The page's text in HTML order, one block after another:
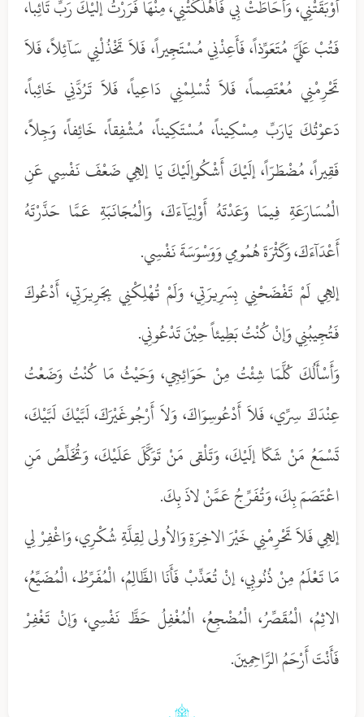
أَوْبَقَتْنِي، وَأَحَاطَتْ بِي فَأَهْلَكَتْنِي، مِنْهَا فَرَرْتُ إلَيْكَ رَبِّ تَائِباً،
فَتُبْ عَلَيَّ مُتَعَوِّذاً، فَأَعِذْنِي مُسْتَجِيراً، فَلاَ تَخْذُلْنِي سَآئِلاً، فَلاَ
تَحْرِمْنِي مُعْتَصِماً، فَلاَ تُسْلِمْنِي دَاعِياً، فَلاَ تَرُدَّنِي خَائِباً،
دَعوْتُكَ يَارَبِّ مِسْكِيناً، مُسْتَكِيناً، مُشْفِقاً، خَائِفاً، وَجِلاً،
فَقِيراً، مُضْطَرّاً، إلَيْكَ أَشْكُوإلَيْكَ يَا إلهِي ضَعْفَ نَفْسِي عَنِ
الْمُسَارَعَةِ فِيمَا وَعَدْتَهُ أَوْلِيَآءَكَ، وَالْمُجَانَبَةِ عَمَّا حَذَّرْتَهُ
أَعْدَآءَكَ، وَكَثْرَةَ هُمُومِي وَوَسْوَسَةَ نَفْسِي.
إلهِي لَمْ تَفْضَحْنِي بِسَرِيرَتِي، وَلَمْ تُهْلِكْنِي بِجَرِيرَتِي، أَدْعُوكَ
فَتُجِيبُنِي وَإنْ كُنْتُ بَطِيئاً حِيْنَ تَدْعُونِي.
وَأَسْأَلُكَ كُلَّمَا شِئْتُ مِنْ حَوَائِجِي، وَحَيْثُ مَا كُنْتُ وَضَعْتُ
عِنْدَكَ سِرِّي، فَلاَ أَدْعُوسِوَاكَ، وَلاَ أَرْجُوغَيْرَكَ، لَبَّيْكَ لَبَّيْكَ،
تَسْمَعُ مَنْ شَكَا إلَيْكَ، وَتَلْقى مَنْ تَوَكَّلَ عَلَيْكَ، وَتُخَلِّصُ مَنِ
اعْتَصَمَ بِكَ، وَتُفَرِّجُ عَمَّنْ لاذَ بِكَ.
إلهِي فَلاَ تَحْرِمْنِي خَيْرَ الاخِرَةِ وَالاُولى لِقِلَّةِ شُكْرِي، وَاغْفِرْ لِي
مَا تَعْلَمُ مِنْ ذُنُوبِي، إنْ تُعَذِّبْ فَأَنَا الظَّالِمُ، الْمُفَرِّطُ، الْمُضَيِّعُ،
الاثِمُ، الْمُقَصِّرُ، الْمُضْجِعُ، الُمُغْفِلُ حَظَّ نَفْسِي، وَإنْ تَغْفِرْ
فَأَنْتَ أَرْحَمُ الرَّاحِمِينَ.